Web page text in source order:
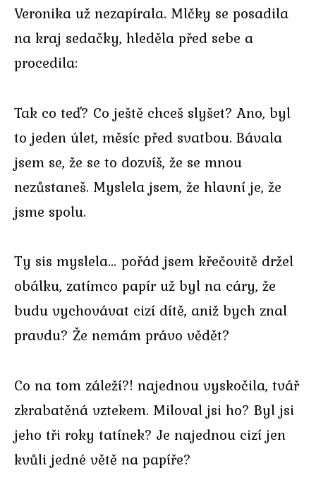
Veronika už nezapírala. Mlčky se posadila
na kraj sedačky, hleděla před sebe a
procedila:
Tak co teď? Co ještě chceš slyšet? Ano, byl
to jeden úlet, měsíc před svatbou. Bávala
jsem se, že se to dozvíš, že se mnou
nezůstaneš. Myslela jsem, že hlavní je, že
jsme spolu.
Ty sis myslela… pořád jsem křečovitě držel
obálku, zatímco papír už byl na cáry, že
budu vychovávat cizí dítě, aniž bych znal
pravdu? Že nemám právo vědět?
Co na tom záleží?! najednou vyskočila, tvář
zkrabatěná vztekem. Miloval jsi ho? Byl jsi
jeho tři roky tatínek? Je najednou cizí jen
kvůli jedné větě na papíře?